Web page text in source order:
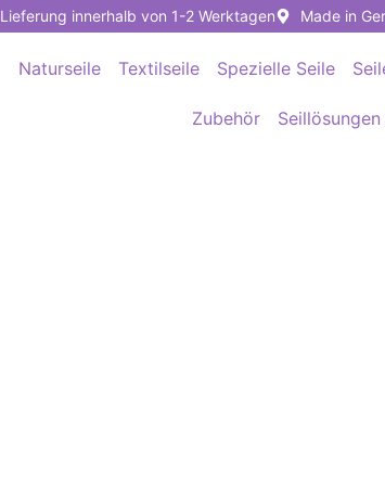
Lieferung innerhalb von 1-2 Werktagen Made in
Naturseile Textilseile Spezielle Seile
Zubehör